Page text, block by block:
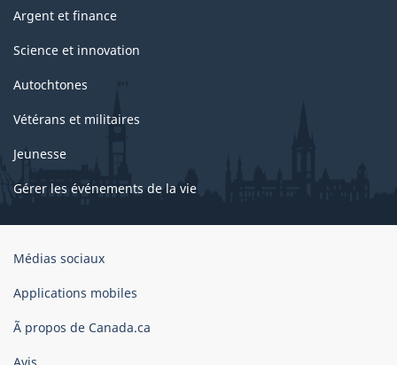
Argent et finance
Science et innovation
Autochtones
Vétérans et militaires
Jeunesse
Gérer les événements de la vie
Organisation
gouvernement
Canada
Médias sociaux
Applications mobiles
Ã propos de Canada.ca